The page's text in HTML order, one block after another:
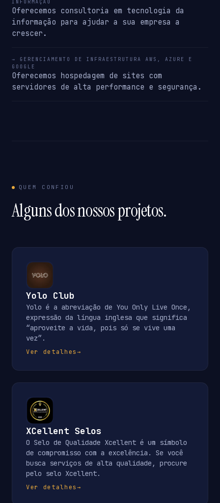
INFORMAÇÃO
Oferecemos consultoria em tecnologia da
informação para ajudar a sua empresa a
crescer.
→ GERENCIAMENTO DE INFRAESTRUTURA AWS, AZURE E
GOOGLE
Oferecemos hospedagem de sites com
servidores de alta performance e segurança.
QUEM CONFIOU
Alguns dos nossos projetos.
Yolo Club
Yolo é a abreviação de You Only Live Once,
expressão da língua inglesa que significa
“aproveite a vida, pois só se vive uma
vez”.
Ver detalhes→
XCellent Selos
O Selo de Qualidade Xcellent é um símbolo
de compromisso com a excelência. Se você
busca serviços de alta qualidade, procure
pelo selo Xcellent.
Ver detalhes→